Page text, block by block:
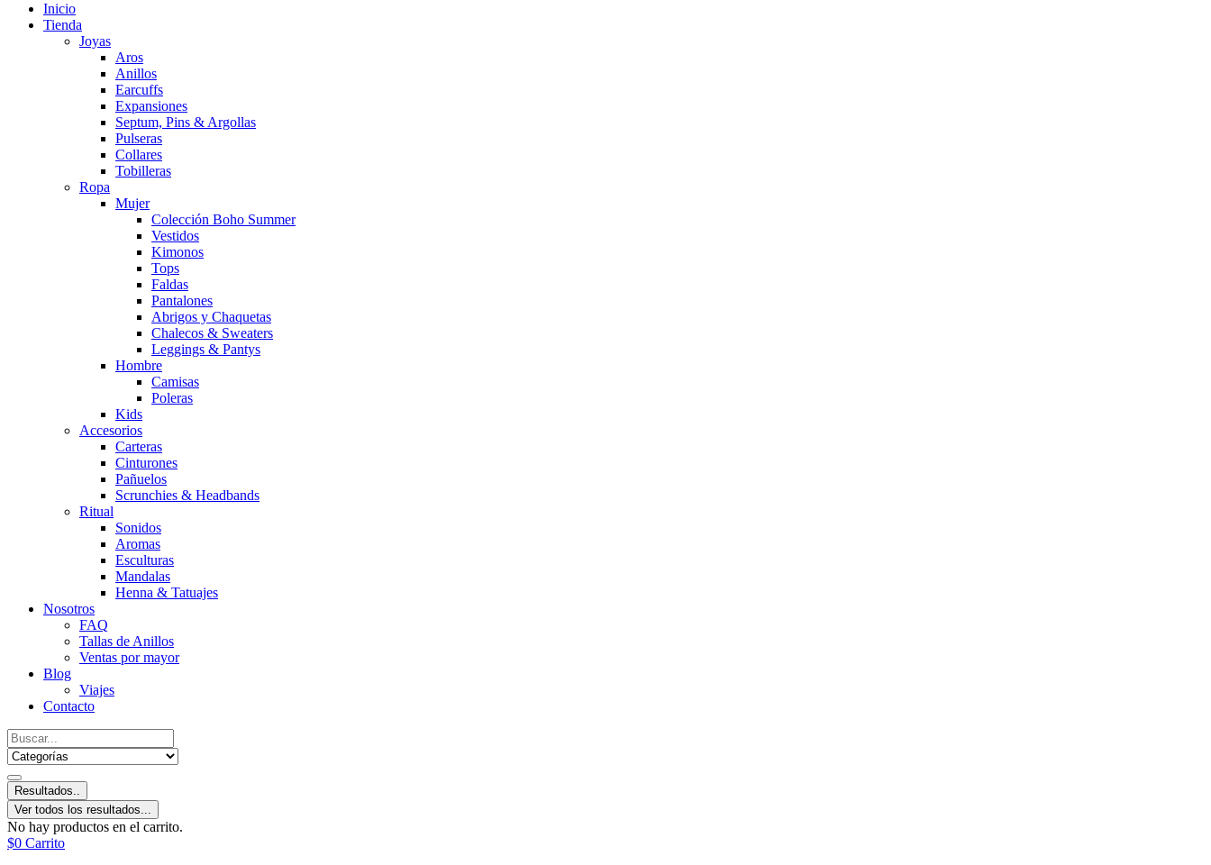
Inicio
Tienda
Joyas
Aros
Anillos
Earcuffs
Expansiones
Septum, Pins & Argollas
Pulseras
Collares
Tobilleras
Ropa
Mujer
Colección Boho Summer
Vestidos
Kimonos
Tops
Faldas
Pantalones
Abrigos y Chaquetas
Chalecos & Sweaters
Leggings & Pantys
Hombre
Camisas
Poleras
Kids
Accesorios
Carteras
Cinturones
Pañuelos
Scrunchies & Headbands
Ritual
Sonidos
Aromas
Esculturas
Mandalas
Henna & Tatuajes
Nosotros
FAQ
Tallas de Anillos
Ventas por mayor
Blog
Viajes
Contacto
Resultados..
Ver todos los resultados...
No hay productos en el carrito.
$0 Carrito